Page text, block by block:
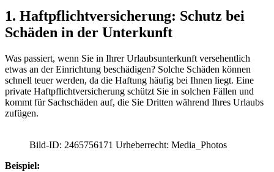
1. Haftpflichtversicherung: Schutz bei
Schäden in der Unterkunft
Was passiert, wenn Sie in Ihrer Urlaubsunterkunft versehentlich
etwas an der Einrichtung beschädigen? Solche Schäden können
schnell teuer werden, da die Haftung häufig bei Ihnen liegt. Eine
private Haftpflichtversicherung schützt Sie in solchen Fällen und
kommt für Sachschäden auf, die Sie Dritten während Ihres Urlaubs
zufügen.
Bild-ID: 2465756171 Urheberrecht: Media_Photos
Beispiel: